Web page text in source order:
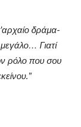
δράμα-
Γιατί
ρόλο που σου